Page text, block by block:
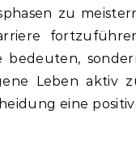
zu
bedeuten,
Leben aktiv
eine